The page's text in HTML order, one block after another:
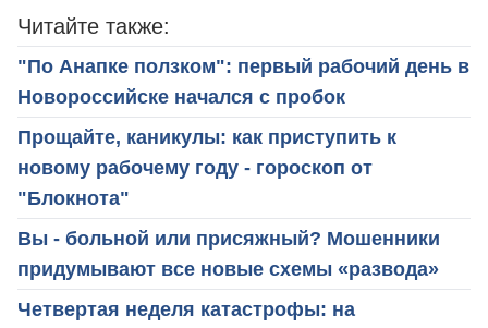
Читайте также:
"По Анапке ползком": первый рабочий день в
Новороссийске начался с пробок
Прощайте, каникулы: как приступить к
новому рабочему году - гороскоп от
"Блокнота"
Вы - больной или присяжный? Мошенники
придумывают все новые схемы «развода»
Четвертая неделя катастрофы: на